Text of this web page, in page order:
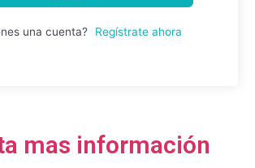
una cuenta? Regístrate ahora
mas información